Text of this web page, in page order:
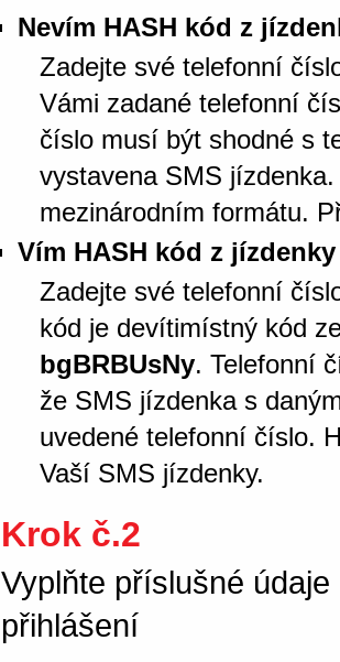
Nevím HASH kód z
Zadejte své telefonní
Vámi zadané telefonní
číslo musí být shodné s
vystavena SMS
mezinárodním formátu.
Vím HASH kód z jízdenky
Zadejte své telefonní
kód je devítimístný kód
bgBRBUsNy. Telefonní
že SMS jízdenka s
uvedené telefonní číslo.
Vaší SMS jízdenky.
Krok č.2
Vyplňte příslušné
přihlášení